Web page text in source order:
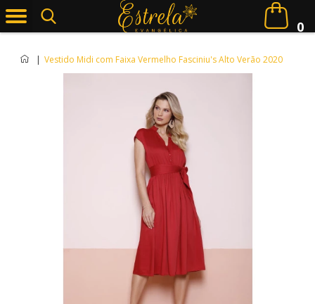
0
| Vestido Midi com Faixa Vermelho Fasciniu's Alto Verão 2020